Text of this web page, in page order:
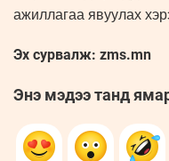
ажиллагаа явуулах
Эх сурвалж: zms.mn
Энэ мэдээ танд